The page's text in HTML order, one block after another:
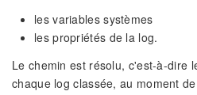
les variables systèmes
les propriétés de la log.
Le chemin est résolu, c'est-à-dire
chaque log classée, au moment